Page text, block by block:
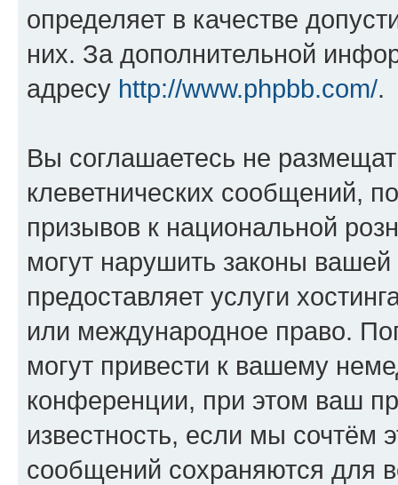
определяет в качестве
них. За дополнительной
адресу http://www.phpbb.com/.
Вы соглашаетесь не
клеветнических сообщений,
призывов к национальной
могут нарушить законы
предоставляет услуги
или международное право.
могут привести к вашему
конференции, при этом ваш
известность, если мы сочтём
сообщений сохраняются для